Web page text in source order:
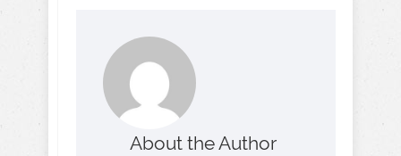
About the Author